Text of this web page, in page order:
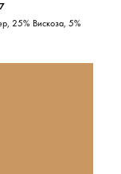
25% Вискоза, 5%